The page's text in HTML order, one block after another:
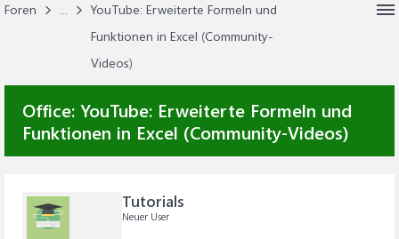
Foren ...
YouTube: Erweiterte Formeln und
Funktionen in Excel (Community-
Videos)
Office: YouTube: Erweiterte Formeln und
Funktionen in Excel (Community-Videos)
Tutorials
Neuer User